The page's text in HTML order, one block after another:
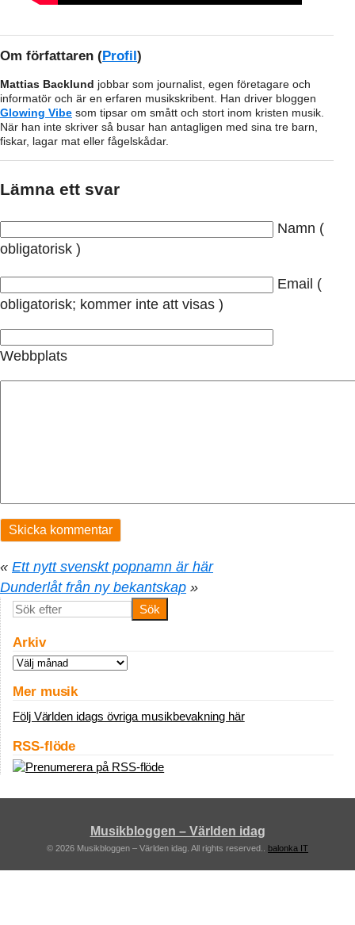
Om författaren (Profil)
Mattias Backlund jobbar som journalist, egen företagare och
informatör och är en erfaren musikskribent. Han driver bloggen
Glowing Vibe som tipsar om smått och stort inom kristen musik.
När han inte skriver så busar han antagligen med sina tre barn,
fiskar, lagar mat eller fågelskådar.
Lämna ett svar
Namn (
obligatorisk )
Email (
obligatorisk; kommer inte att visas )
Webbplats
« Ett nytt svenskt popnamn är här
Dunderlåt från ny bekantskap »
Arkiv
Arkiv
Mer musik
Följ Världen idags övriga musikbevakning här
RSS-flöde
Musikbloggen – Världen idag
© 2026 Musikbloggen – Världen idag. All rights reserved.. balonka IT